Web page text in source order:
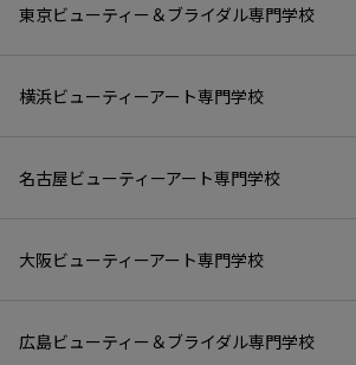
東京ビューティー＆ブライダル専門学校
横浜ビューティーアート専門学校
名古屋ビューティーアート専門学校
大阪ビューティーアート専門学校
広島ビューティー＆ブライダル専門学校